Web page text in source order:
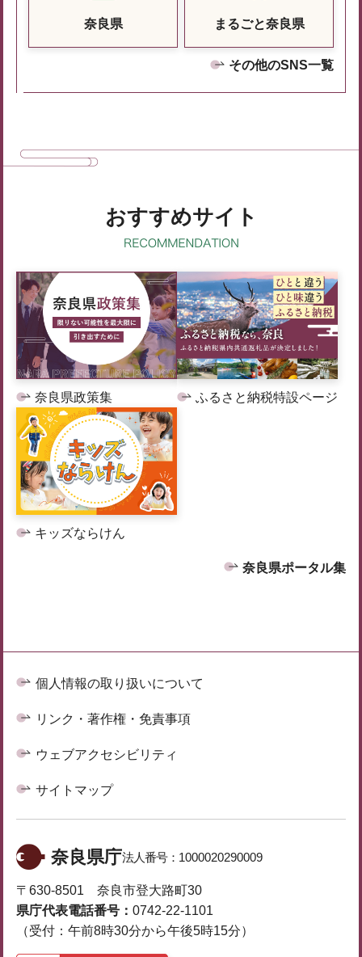
奈良県 まるごと奈良県
その他のSNS一覧
おすすめサイト
奈良県政策集 ふるさと納税特設ページ
キッズならけん
奈良県ポータル集
個人情報の取り扱いについて
リンク・著作権・免責事項
ウェブアクセシビリティ
サイトマップ
奈良県庁法人番号： 1000020290009
〒630-8501 奈良市登大路町30
県庁代表電話番号： 0742-22-1101
（受付：午前8時30分から午後5時15分）